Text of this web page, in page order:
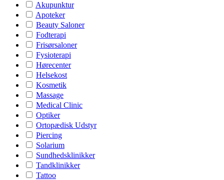
Akupunktur
Apoteker
Beauty Saloner
Fodterapi
Frisørsaloner
Fysioterapi
Hørecenter
Helsekost
Kosmetik
Massage
Medical Clinic
Optiker
Ortopædisk Udstyr
Piercing
Solarium
Sundhedsklinikker
Tandklinikker
Tattoo